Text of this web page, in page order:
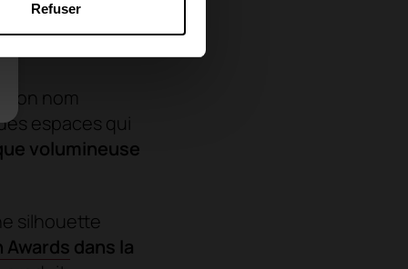
Refuser
son nom
espaces qui
volumineuse
silhouette
Awards dans la